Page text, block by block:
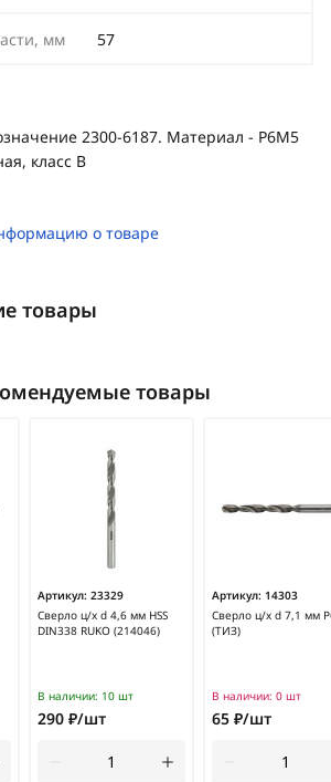
мм 57
2300-6187. Материал - Р6М5
класс В
о товаре
товары
товары
Артикул: 23329
Сверло ц/х d 4,6 мм HSS
DIN338 RUKO (214046)
В наличии: 10 шт
290 ₽/шт
Артикул: 14303
Сверло ц/х d 7,1 мм
(ТИЗ)
В наличии: 0 шт
65 ₽/шт